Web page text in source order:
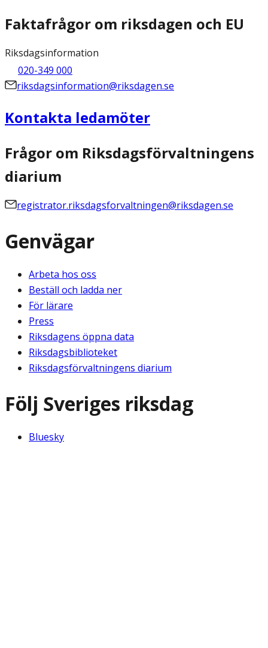
Faktafrågor om riksdagen och EU
Riksdagsinformation
020-349 000
riksdagsinformation@riksdagen.se
Kontakta ledamöter
Frågor om Riksdagsförvaltningens
diarium
registrator.riksdagsforvaltningen@riksdagen.se
Genvägar
Arbeta hos oss
Beställ och ladda ner
För lärare
Press
Riksdagens öppna data
Riksdagsbiblioteket
Riksdagsförvaltningens diarium
Följ Sveriges riksdag
Bluesky